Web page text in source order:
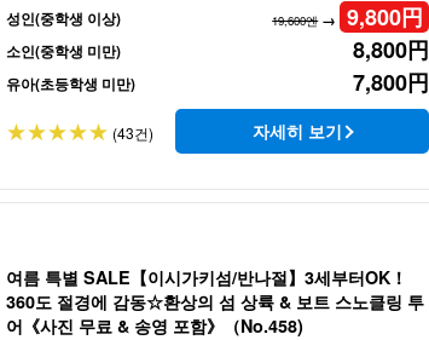
성인(중학생 이상) 19,600엔→ 9,800円
소인(중학생 미만) 8,800円
유아(초등학생 미만) 7,800円
(43건) 자세히 보기
여름 특별 SALE【이시가키섬/반나절】3세부터OK！
360도 절경에 감동☆환상의 섬 상륙 & 보트 스노클링 투
어《사진 무료 & 송영 포함》（No.458)